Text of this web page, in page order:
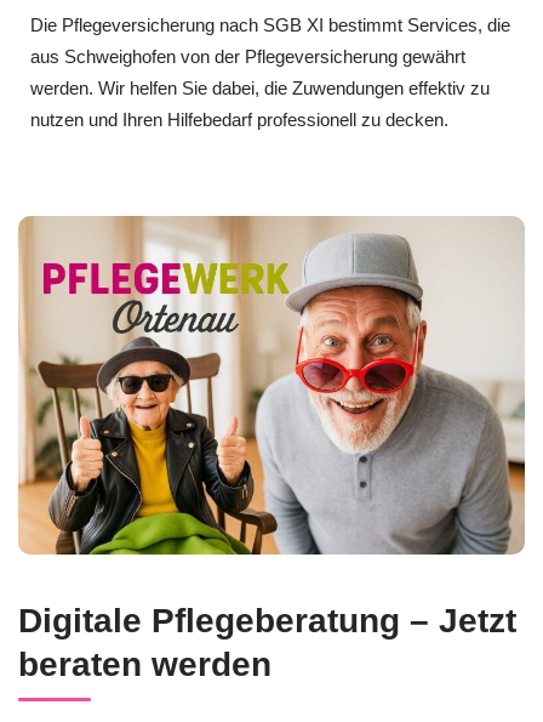
Die Pflegeversicherung nach SGB XI bestimmt Services, die
aus Schweighofen von der Pflegeversicherung gewährt
werden. Wir helfen Sie dabei, die Zuwendungen effektiv zu
nutzen und Ihren Hilfebedarf professionell zu decken.
Digitale Pflegeberatung – Jetzt
beraten werden